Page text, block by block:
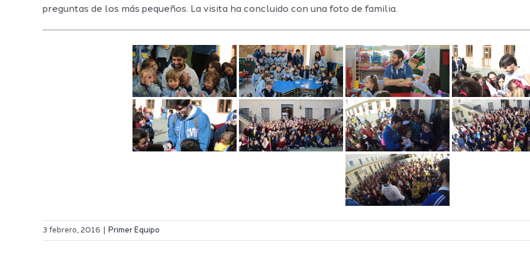
preguntas de los más pequeños. La visita ha concluido con una foto de familia.
3 febrero, 2016 Primer Equipo